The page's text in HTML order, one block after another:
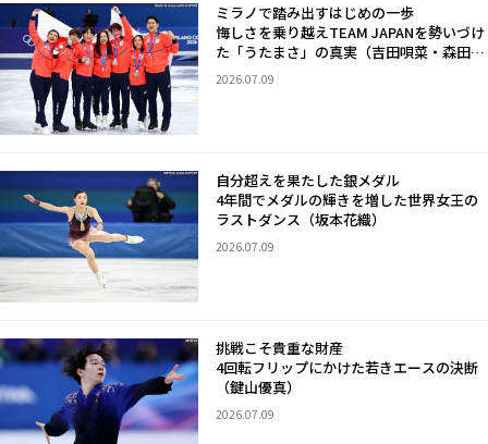
ミラノで踏み出すはじめの一歩
悔しさを乗り越えTEAM JAPANを勢いづけ
た「うたまさ」の真実（吉田唄菜・森田真
沙也）
2026.07.09
自分超えを果たした銀メダル
4年間でメダルの輝きを増した世界女王の
ラストダンス（坂本花織）
2026.07.09
挑戦こそ貴重な財産
4回転フリップにかけた若きエースの決断
（鍵山優真）
2026.07.09